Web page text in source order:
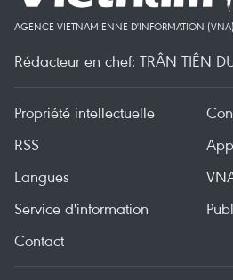
AGENCE VIETNAMIENNE D'INFORMATION (VNA)
Rédacteur en chef: TRÂN TIÊN
Propriété intellectuelle
RSS
Langues
Service d'information
Contact